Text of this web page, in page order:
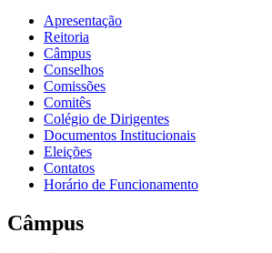
Apresentação
Reitoria
Câmpus
Conselhos
Comissões
Comitês
Colégio de Dirigentes
Documentos Institucionais
Eleições
Contatos
Horário de Funcionamento
Câmpus